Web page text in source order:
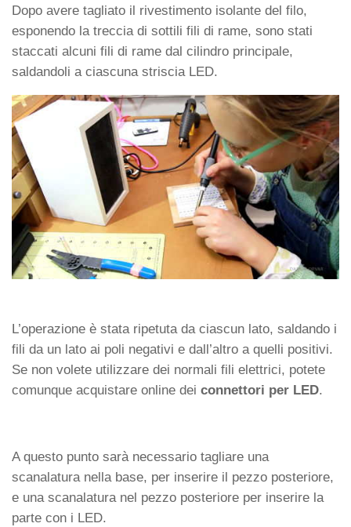
Dopo avere tagliato il rivestimento isolante del filo,
esponendo la treccia di sottili fili di rame, sono stati
staccati alcuni fili di rame dal cilindro principale,
saldandoli a ciascuna striscia LED.
L’operazione è stata ripetuta da ciascun lato, saldando i
fili da un lato ai poli negativi e dall’altro a quelli positivi.
Se non volete utilizzare dei normali fili elettrici, potete
comunque acquistare online dei connettori per LED.
A questo punto sarà necessario tagliare una
scanalatura nella base, per inserire il pezzo posteriore,
e una scanalatura nel pezzo posteriore per inserire la
parte con i LED.